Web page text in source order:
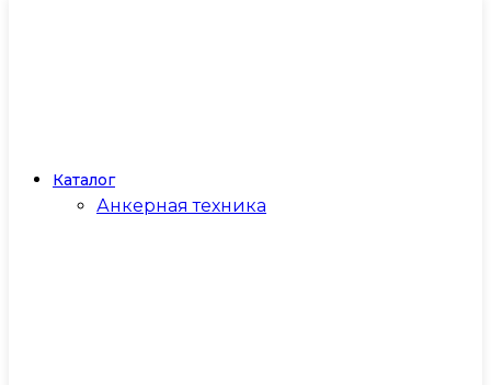
Каталог
Анкерная техника